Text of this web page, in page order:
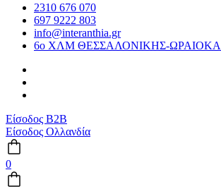
2310 676 070
697 9222 803
info@interanthia.gr
6ο ΧΛΜ ΘΕΣΣΑΛΟΝΙΚΗΣ-
Είσοδος B2B
Είσοδος Ολλανδία
0